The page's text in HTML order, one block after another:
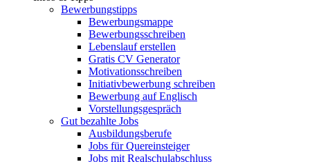
Bewerbungstipps
Bewerbungsmappe
Bewerbungsschreiben
Lebenslauf erstellen
Gratis CV Generator
Motivationsschreiben
Initiativbewerbung schreiben
Bewerbung auf Englisch
Vorstellungsgespräch
Gut bezahlte Jobs
Ausbildungsberufe
Jobs für Quereinsteiger
Jobs mit Realschulabschluss